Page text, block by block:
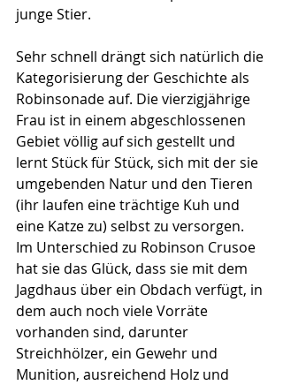
junge Stier.
Sehr schnell drängt sich natürlich die
Kategorisierung der Geschichte als
Robinsonade auf. Die vierzigjährige
Frau ist in einem abgeschlossenen
Gebiet völlig auf sich gestellt und
lernt Stück für Stück, sich mit der sie
umgebenden Natur und den Tieren
(ihr laufen eine trächtige Kuh und
eine Katze zu) selbst zu versorgen.
Im Unterschied zu Robinson Crusoe
hat sie das Glück, dass sie mit dem
Jagdhaus über ein Obdach verfügt, in
dem auch noch viele Vorräte
vorhanden sind, darunter
Streichhölzer, ein Gewehr und
Munition, ausreichend Holz und